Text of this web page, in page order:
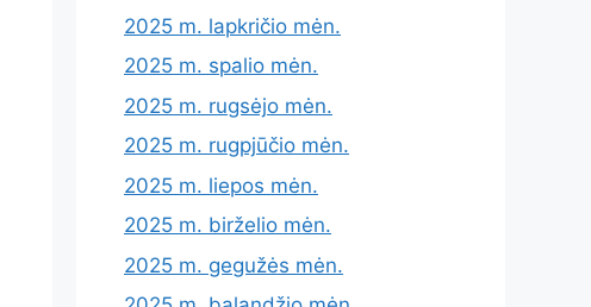
2025 m. lapkričio mėn.
2025 m. spalio mėn.
2025 m. rugsėjo mėn.
2025 m. rugpjūčio mėn.
2025 m. liepos mėn.
2025 m. birželio mėn.
2025 m. gegužės mėn.